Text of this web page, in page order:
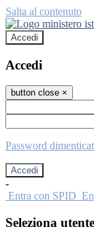
Salta al contenuto
Accedi
Accedi
button close ×
Password
-
Entra con SPID
Seleziona utente